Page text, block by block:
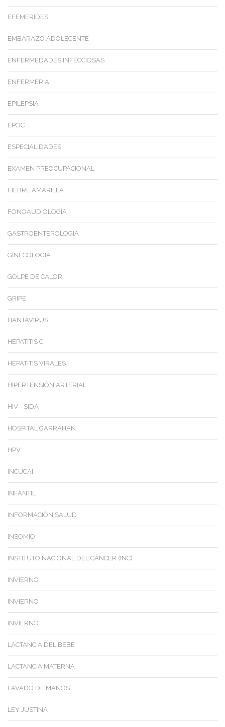
EFEMERIDES
EMBARAZO ADOLECENTE
ENFERMEDADES INFECCIOSAS
ENFERMERIA
EPILEPSIA
EPOC
ESPECIALIDADES
EXAMEN PREOCUPACIONAL
FIEBRE AMARILLA
FONOAUDIOLOGÍA
GASTROENTEROLOGIA
GINECOLOGIA
GOLPE DE CALOR
GRIPE
HANTAVIRUS
HEPATITIS C
HEPATITIS VIRALES
HIPERTENSIÓN ARTERIAL
HIV - SIDA
HOSPITAL GARRAHAN
HPV
INCUCAI
INFANTIL
INFORMACIÓN SALUD
INSOMIO
INSTITUTO NACIONAL DEL CÁNCER (INC)
INVIERNO
INVIERNO
INVIERNO
LACTANCIA DEL BEBE
LACTANCIA MATERNA
LAVADO DE MANOS
LEY JUSTINA